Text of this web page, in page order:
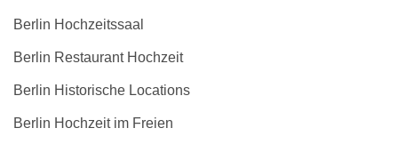
Berlin Hochzeitssaal
Berlin Restaurant Hochzeit
Berlin Historische Locations
Berlin Hochzeit im Freien